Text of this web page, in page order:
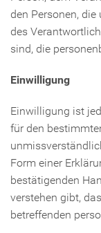
den Personen,
des
sind, die
Einwilligung
Einwilligung ist
für den
Form einer
bestätigenden
verstehen gibt,
betreffenden